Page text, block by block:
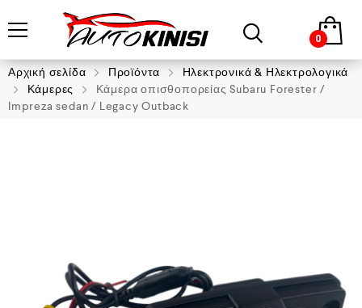
0
Αρχική σελίδα Προϊόντα
Ηλεκτρονικά & Ηλεκτρολογικά
Κάμερες
Κάμερα οπισθοπορείας Subaru Forester /
Impreza sedan / Legacy Outback